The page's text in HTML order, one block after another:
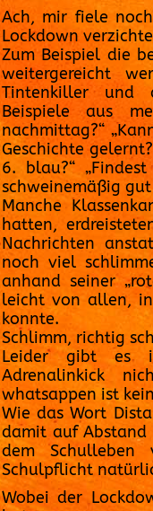
Ach, mir fiele
Lockdown
Zum Beispiel die
weitergereicht
Tintenkiller und
Beispiele aus
nachmittag?“
Geschichte
6. blau?“
schweinemäßig gut
Manche
hatten,
Nachrichten
noch viel
anhand seiner
leicht von allen,
konnte.
Schlimm, richtig
Leider gibt es
Adrenalinkick
whatsappen ist
Wie das Wort
damit auf Abstand
dem Schulleben
Schulpflicht
Wobei der